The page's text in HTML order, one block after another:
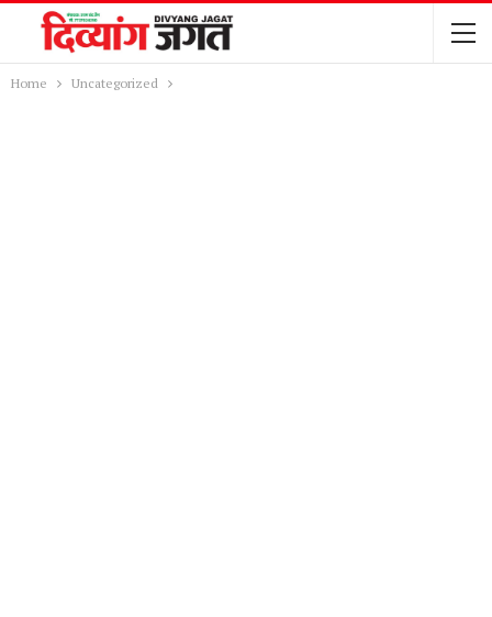
Home Uncategorized